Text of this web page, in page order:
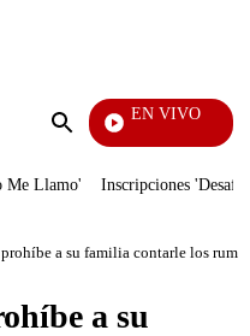
Enviar
EN VIVO
Televentas
Me Llamo' Inscripciones
a su familia contarle los
a su